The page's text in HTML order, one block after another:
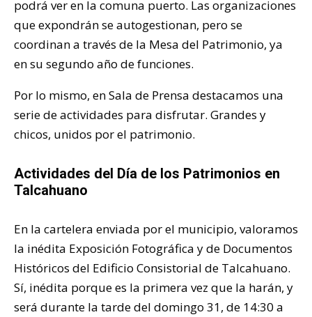
podrá ver en la comuna puerto. Las organizaciones
que expondrán se autogestionan, pero se
coordinan a través de la Mesa del Patrimonio, ya
en su segundo año de funciones.
Por lo mismo, en Sala de Prensa destacamos una
serie de actividades para disfrutar. Grandes y
chicos, unidos por el patrimonio.
Actividades del Día de los Patrimonios en
Talcahuano
En la cartelera enviada por el municipio, valoramos
la inédita Exposición Fotográfica y de Documentos
Históricos del Edificio Consistorial de Talcahuano.
Sí, inédita porque es la primera vez que la harán, y
será durante la tarde del domingo 31, de 14:30 a